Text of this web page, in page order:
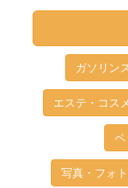
ガソリン
エステ・コス
ペ
写真・フォ